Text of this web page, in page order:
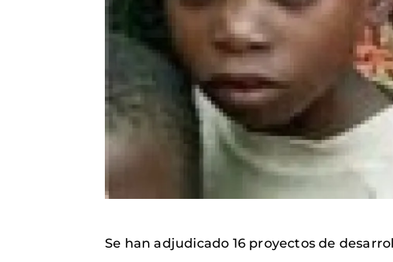
Se han adjudicado 16 proyectos de